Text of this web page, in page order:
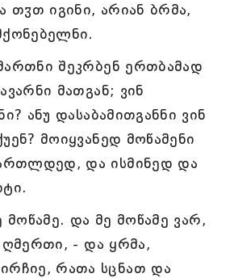
თჳთ იგინი, არიან ბრმა,
შეკრბენ ერთბამად
მათგან; ვინ
ანუ დასაბამითგანნი ვინ
მოიყვანედ მოწამენი
და ისმინედ და
მოწამე. და მე მოწამე ვარ,
- და ყრმა,
რათა სცნათ და